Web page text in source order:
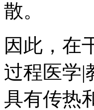
散。
因此，在
过程医学|
具有传热